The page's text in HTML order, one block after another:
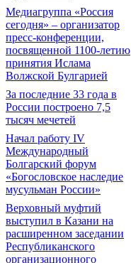
Медиагруппа «Россия
сегодня» – организатор
пресс-конференции,
посвященной 1100-летию
принятия Ислама
Волжской Булгарией
За последние 33 года в
России построено 7,5
тысяч мечетей
Начал работу IV
Международный
Болгарский форум
«Богословское наследие
мусульман России»
Верховный муфтий
выступил в Казани на
расширенном заседании
Республиканского
организационного